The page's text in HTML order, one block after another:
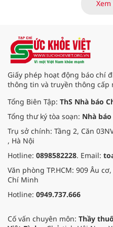
Giấy phép hoạt động báo chí
thông tin và truyền thông cấp
Tổng Biên Tập: ThS Nhà báo
Tổng thư ký tòa soạn: Nhà
Trụ sở chính: Tầng 2, Căn
, Hà Nội
Hotline: 0898582228. Email:
Văn phòng TP.HCM: 909 Âu
Chí Minh
Hotline: 0949.737.666
Cố vấn chuyên môn: Thầy